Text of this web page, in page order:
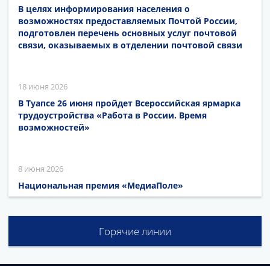
В целях информирования населения о
возможностях предоставляемых Почтой России,
подготовлен перечень основных услуг почтовой
связи, оказываемых в отделении почтовой связи
18 июня 2026
В Туапсе 26 июня пройдет Всероссийская ярмарка
трудоустройства «Работа в России. Время
возможностей»
8 июня 2026
Национальная премия «МедиаПоле»
Горячие линии